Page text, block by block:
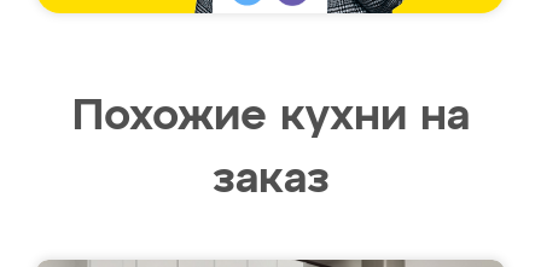
Похожие кухни на
заказ